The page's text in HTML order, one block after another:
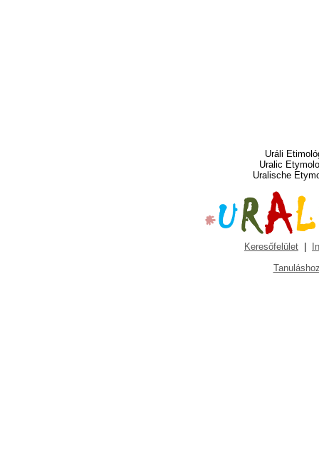
Uráli
Uralic
Uralische
Keresőfelület